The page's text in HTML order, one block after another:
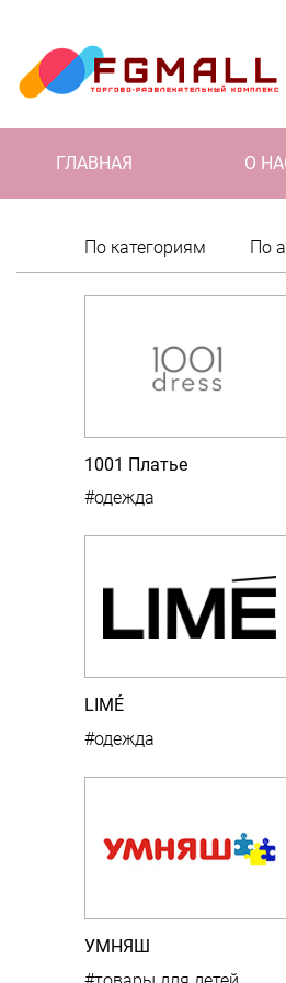
ГЛАВНАЯ О
По категориям По
1001 Платье
#одежда
LIMÉ
#одежда
УМНЯШ